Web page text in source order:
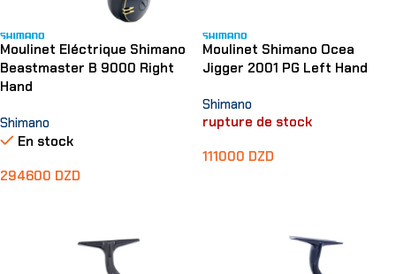
Moulinet Eléctrique Shimano
Beastmaster B 9000 Right
Hand
Shimano
En stock
294600 DZD
Moulinet Shimano Ocea
Jigger 2001 PG Left Hand
Shimano
rupture de stock
111000 DZD